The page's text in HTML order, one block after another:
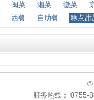
闽菜 湘菜 徽菜
西餐 自助餐 糕点甜
©
服务热线： 0755-